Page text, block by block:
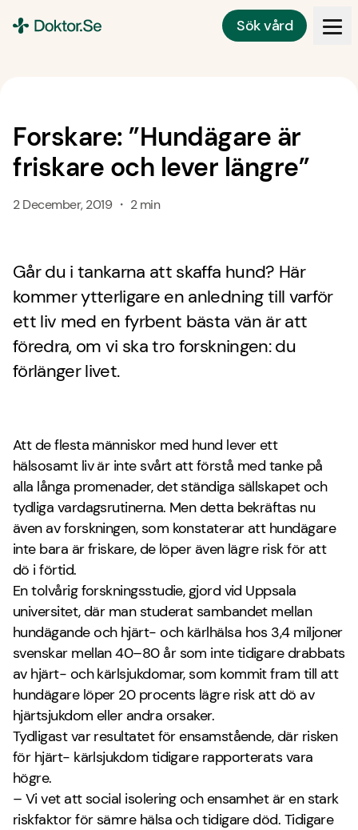
Sök vård
Forskare: ”Hundägare är
friskare och lever längre”
2 December, 2019 ・ 2 min
Går du i tankarna att skaffa hund? Här
kommer ytterligare en anledning till varför
ett liv med en fyrbent bästa vän är att
föredra, om vi ska tro forskningen: du
förlänger livet.
Att de flesta människor med hund lever ett
hälsosamt liv är inte svårt att förstå med tanke på
alla långa promenader, det ständiga sällskapet och
tydliga vardagsrutinerna. Men detta bekräftas nu
även av forskningen, som konstaterar att hundägare
inte bara är friskare, de löper även lägre risk för att
dö i förtid.
En tolvårig forskningsstudie, gjord vid Uppsala
universitet, där man studerat sambandet mellan
hundägande och hjärt- och kärlhälsa hos 3,4 miljoner
svenskar mellan 40–80 år som inte tidigare drabbats
av hjärt- och kärlsjukdomar, som kommit fram till att
hundägare löper 20 procents lägre risk att dö av
hjärtsjukdom eller andra orsaker.
Tydligast var resultatet för ensamstående, där risken
för hjärt- kärlsjukdom tidigare rapporterats vara
högre.
– Vi vet att social isolering och ensamhet är en stark
riskfaktor för sämre hälsa och tidigare död. Tidigare